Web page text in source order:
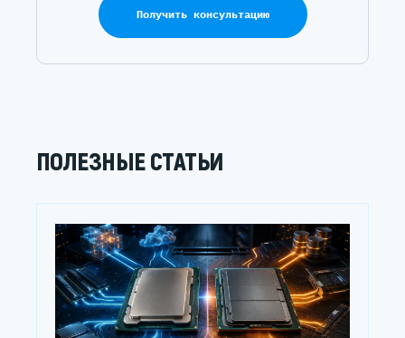
Получить консультацию
ПОЛЕЗНЫЕ СТАТЬИ